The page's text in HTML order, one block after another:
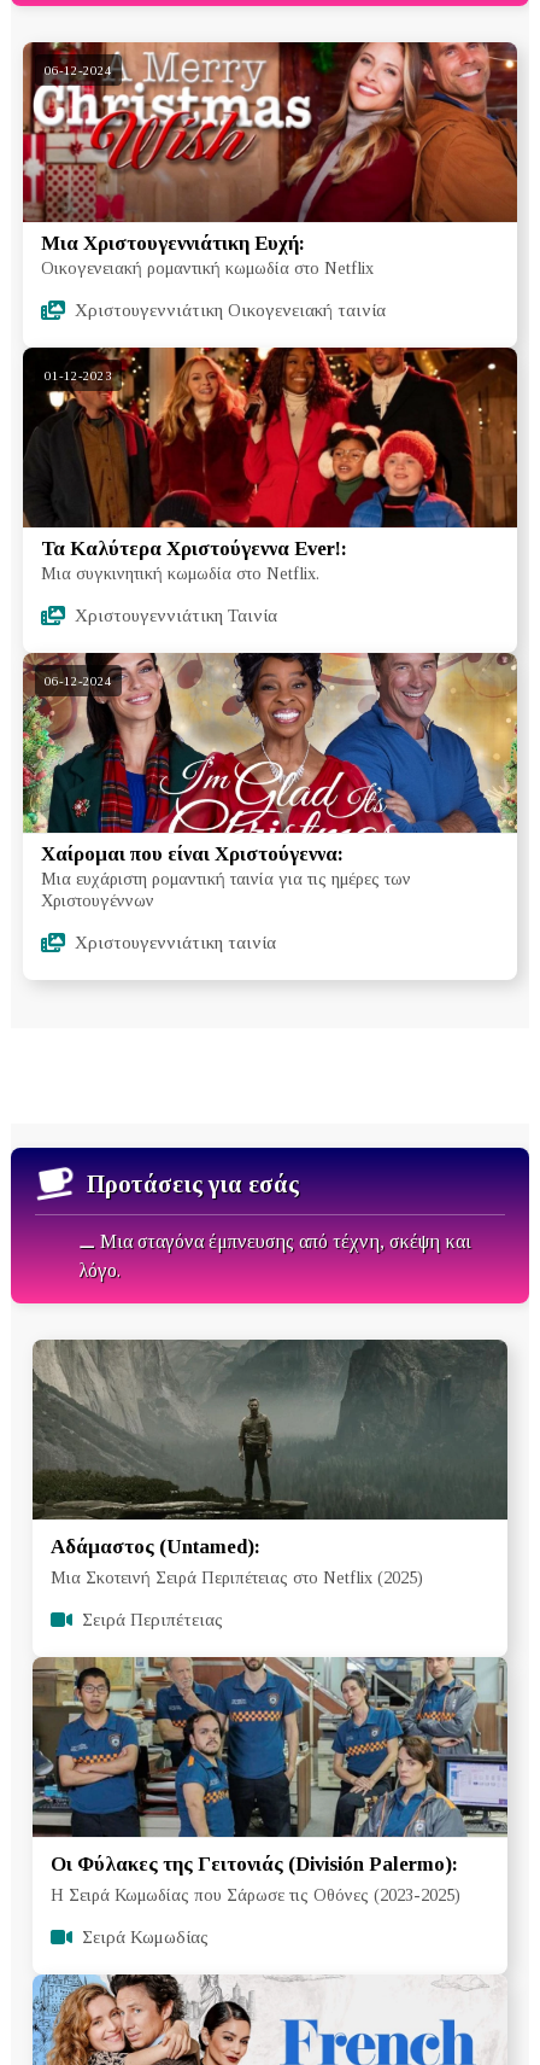
Μια Χριστουγεννιάτικη Ευχή:
Οικογενειακή ρομαντική κωμωδία στο Netflix
Χριστουγεννιάτικη Οικογενειακή ταινία
06-12-2024
Τα Καλύτερα Χριστούγεννα Ever!:
Μια συγκινητική κωμωδία στο Netflix.
Χριστουγεννιάτικη Ταινία
01-12-2023
Χαίρομαι που είναι Χριστούγεννα:
Μια ευχάριστη ρομαντική ταινία για τις ημέρες των
Χριστουγέννων
Χριστουγεννιάτικη ταινία
06-12-2024
Προτάσεις για εσάς
⚊ Μια σταγόνα έμπνευσης από τέχνη, σκέψη και
λόγο.
Αδάμαστος (Untamed):
Μια Σκοτεινή Σειρά Περιπέτειας στο Netflix (2025)
Σειρά Περιπέτειας
Οι Φύλακες της Γειτονιάς (División Palermo):
Η Σειρά Κωμωδίας που Σάρωσε τις Οθόνες (2023-2025)
Σειρά Κωμωδίας